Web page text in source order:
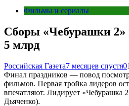
Фильмы и сериалы
Сборы «Чебурашки 2»
5 млрд
Российская Газета7 месяцев спустя0
Финал праздников — повод
фильмов. Первая тройка лидеров
впечатляют. Лидирует «Чебурашка
Дьяченко).